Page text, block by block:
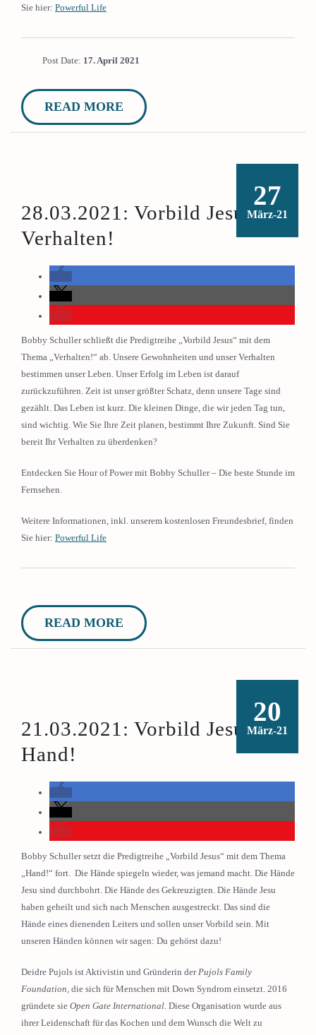
Sie hier: Powerful Life
Post Date: 17. April 2021
READ MORE
27
März-21
28.03.2021: Vorbild Jesus:
Verhalten!
Bobby Schuller schließt die Predigtreihe „Vorbild Jesus“ mit dem
Thema „Verhalten!“ ab. Unsere Gewohnheiten und unser Verhalten
bestimmen unser Leben. Unser Erfolg im Leben ist darauf
zurückzuführen. Zeit ist unser größter Schatz, denn unsere Tage sind
gezählt. Das Leben ist kurz. Die kleinen Dinge, die wir jeden Tag tun,
sind wichtig. Wie Sie Ihre Zeit planen, bestimmt Ihre Zukunft. Sind Sie
bereit Ihr Verhalten zu überdenken?
Entdecken Sie Hour of Power mit Bobby Schuller – Die beste Stunde im
Fernsehen.
Weitere Informationen, inkl. unserem kostenlosen Freundesbrief, finden
Sie hier: Powerful Life
READ MORE
20
März-21
21.03.2021: Vorbild Jesus:
Hand!
Bobby Schuller setzt die Predigtreihe „Vorbild Jesus“ mit dem Thema
„Hand!“ fort. Die Hände spiegeln wieder, was jemand macht. Die Hände
Jesu sind durchbohrt. Die Hände des Gekreuzigten. Die Hände Jesu
haben geheilt und sich nach Menschen ausgestreckt. Das sind die
Hände eines dienenden Leiters und sollen unser Vorbild sein. Mit
unseren Händen können wir sagen: Du gehörst dazu!
Deidre Pujols ist Aktivistin und Gründerin derPujols Family
Foundation, die sich für Menschen mit Down Syndrom einsetzt. 2016
gründete sie Open Gate International. Diese Organisation wurde aus
ihrer Leidenschaft für das Kochen und dem Wunsch die Welt zu